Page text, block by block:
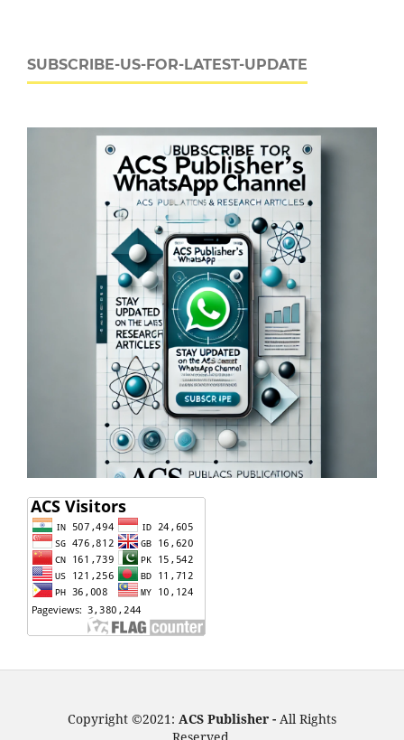
SUBSCRIBE-US-FOR-LATEST-UPDATE
Copyright ©2021: ACS Publisher - All Rights
Reserved.